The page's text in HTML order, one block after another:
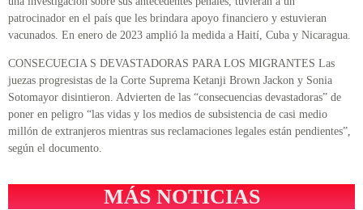
patrocinador en el país que les brindara apoyo financiero y estuvieran
vacunados. En enero de 2023 amplió la medida a Haití, Cuba y Nicaragua.
CONSECUECIA S DEVASTADORAS PARA LOS MIGRANTES Las
juezas progresistas de la Corte Suprema Ketanji Brown Jackon y Sonia
Sotomayor disintieron. Advierten de las “consecuencias devastadoras” de
poner en peligro “las vidas y los medios de subsistencia de casi medio
millón de extranjeros mientras sus reclamaciones legales están pendientes”,
según el documento.
MÁS NOTICIAS